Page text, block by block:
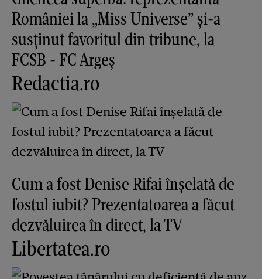
României la „Miss Universe” și-a
susținut favoritul din tribune, la
FCSB - FC Argeș
Redactia.ro
Cum a fost Denise Rifai înșelată de
fostul iubit? Prezentatoarea a făcut
dezvăluirea în direct, la TV
Libertatea.ro